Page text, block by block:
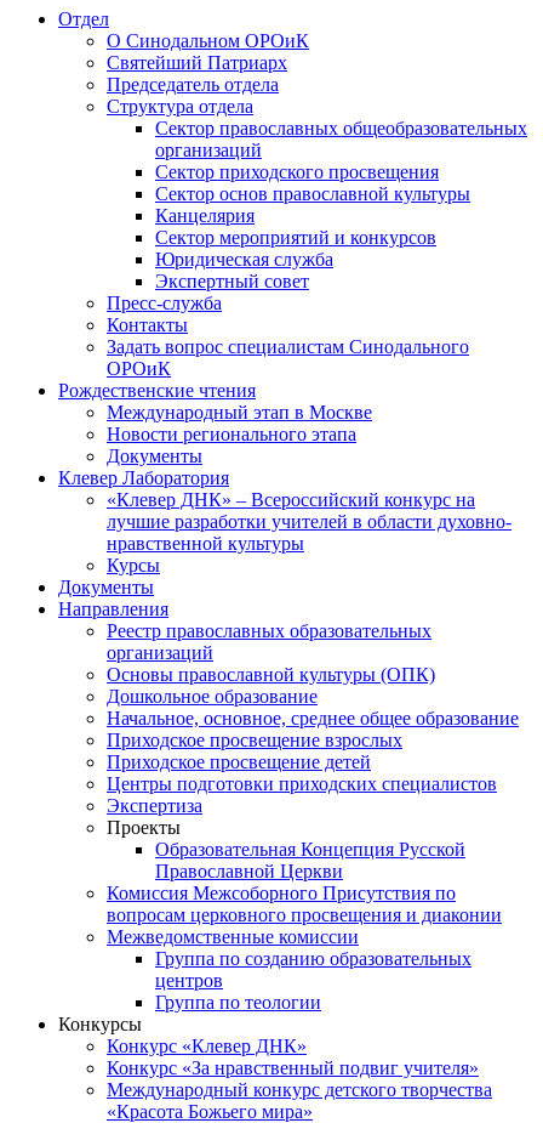
Отдел
О Синодальном ОРОиК
Святейший Патриарх
Председатель отдела
Структура отдела
Сектор православных общеобразовательных
организаций
Сектор приходского просвещения
Сектор основ православной культуры
Канцелярия
Сектор мероприятий и конкурсов
Юридическая служба
Экспертный совет
Пресс-служба
Контакты
Задать вопрос специалистам Синодального
ОРОиК
Рождественские чтения
Международный этап в Москве
Новости регионального этапа
Документы
Клевер Лаборатория
«Клевер ДНК» – Всероссийский конкурс на
лучшие разработки учителей в области духовно-
нравственной культуры
Курсы
Документы
Направления
Реестр православных образовательных
организаций
Основы православной культуры (ОПК)
Дошкольное образование
Начальное, основное, среднее общее образование
Приходское просвещение взрослых
Приходское просвещение детей
Центры подготовки приходских специалистов
Экспертиза
Проекты
Образовательная Концепция Русской
Православной Церкви
Комиссия Межсоборного Присутствия по
вопросам церковного просвещения и диаконии
Межведомственные комиссии
Группа по созданию образовательных
центров
Группа по теологии
Конкурсы
Конкурс «Клевер ДНК»
Конкурс «За нравственный подвиг учителя»
Международный конкурс детского творчества
«Красота Божьего мира»